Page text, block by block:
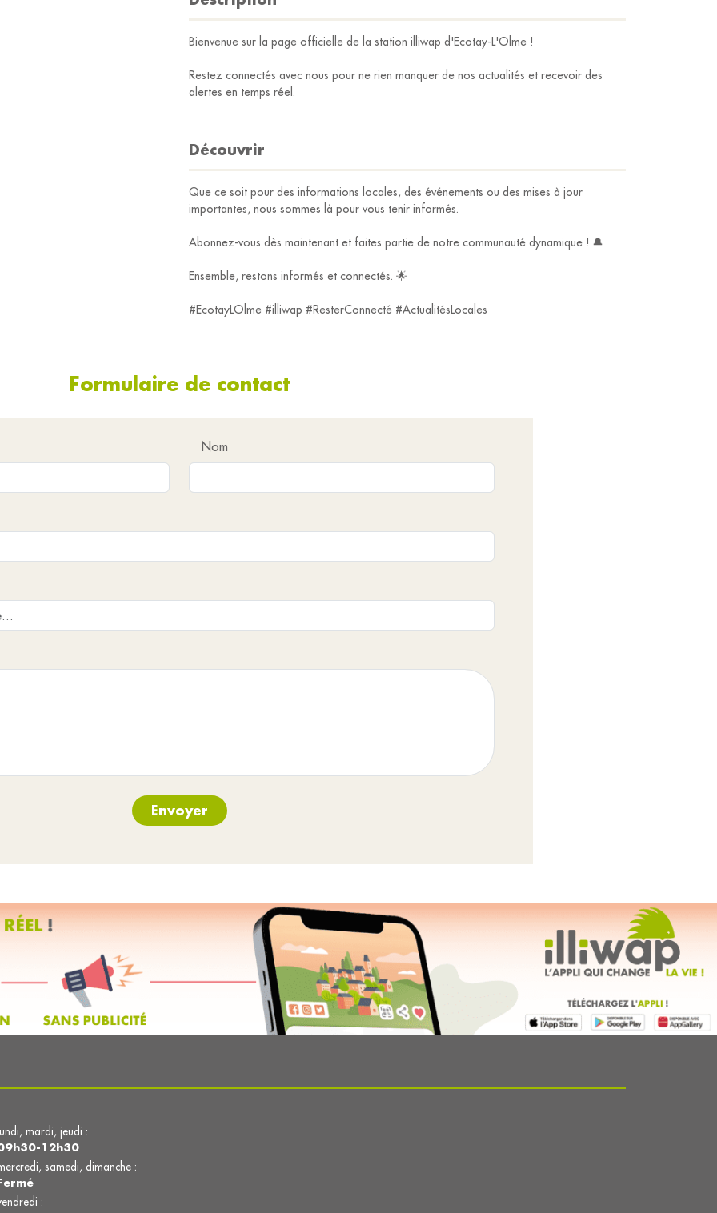
Bienvenue sur la page officielle de la station illiwap d'Ecotay-L'Olme !
Restez connectés avec nous pour ne rien manquer de nos actualités et recevoir des
alertes en temps réel.
Découvrir
Que ce soit pour des informations locales, des événements ou des mises à jour
importantes, nous sommes là pour vous tenir informés.
Abonnez-vous dès maintenant et faites partie de notre communauté dynamique ! 🔔
Ensemble, restons informés et connectés. 🌟
#EcotayLOlme #illiwap #ResterConnecté #ActualitésLocales
Formulaire de contact
Nom
Envoyer
lundi, mardi, jeudi :
12h30
samedi, dimanche :
: